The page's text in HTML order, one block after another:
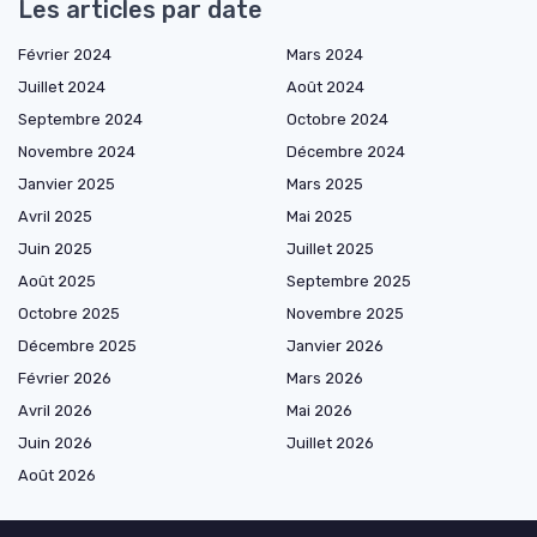
Les articles par date
Février 2024
Mars 2024
Juillet 2024
Août 2024
Septembre 2024
Octobre 2024
Novembre 2024
Décembre 2024
Janvier 2025
Mars 2025
Avril 2025
Mai 2025
Juin 2025
Juillet 2025
Août 2025
Septembre 2025
Octobre 2025
Novembre 2025
Décembre 2025
Janvier 2026
Février 2026
Mars 2026
Avril 2026
Mai 2026
Juin 2026
Juillet 2026
Août 2026